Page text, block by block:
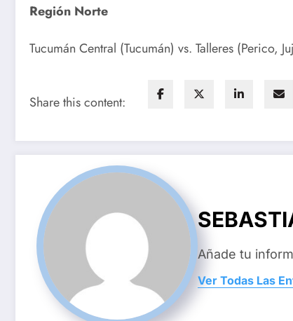
Región Norte
Tucumán Central (Tucumán) vs. Talleres (Perico,
Share this content:
Añade tu
Ver Todas Las